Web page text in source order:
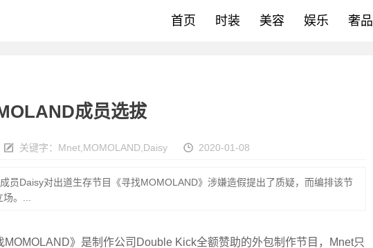
首页 时装 美容 娱乐 奢品
成员选拔
关键字： Mnet MOMOLAND Daisy 2020-01-08
员Daisy对出道生存节目《寻找MOMOLAND》涉嫌造假提出了质疑，而编排该节
。...
》是制作公司Double Kick全额赞助的外包制作节目，Mnet只